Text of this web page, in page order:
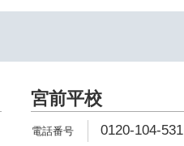
宮前平校
0120-104-531